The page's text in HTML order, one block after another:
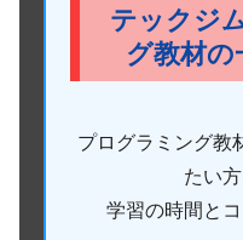
テックジ
グ教材
プログラミング教
たい
学習の時間と